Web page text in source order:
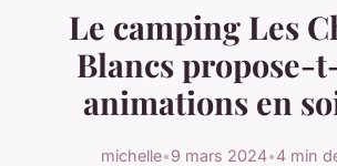
Le camping Les
Blancs propose-
animations en
michelle•9 mars 2024•4 min